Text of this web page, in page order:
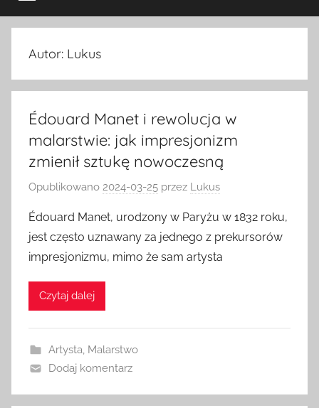
Autor: Lukus
Édouard Manet i rewolucja w
malarstwie: jak impresjonizm
zmienił sztukę nowoczesną
Opublikowano 2024-03-25 przez Lukus
Édouard Manet, urodzony w Paryżu w 1832 roku,
jest często uznawany za jednego z prekursorów
impresjonizmu, mimo że sam artysta
Czytaj dalej
Artysta Malarstwo
Dodaj komentarz